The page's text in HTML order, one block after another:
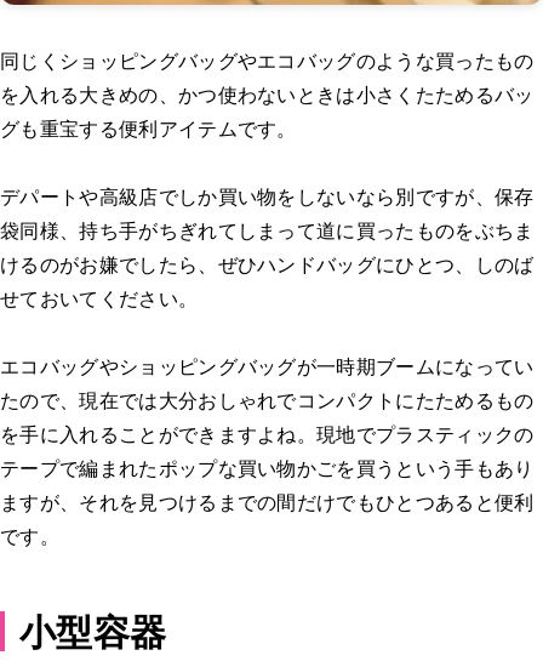
同じくショッピングバッグやエコバッグのような買ったもの
を入れる大きめの、かつ使わないときは小さくたためるバッ
グも重宝する便利アイテムです。
デパートや高級店でしか買い物をしないなら別ですが、保存
袋同様、持ち手がちぎれてしまって道に買ったものをぶちま
けるのがお嫌でしたら、ぜひハンドバッグにひとつ、しのば
せておいてください。
エコバッグやショッピングバッグが一時期ブームになってい
たので、現在では大分おしゃれでコンパクトにたためるもの
を手に入れることができますよね。現地でプラスティックの
テープで編まれたポップな買い物かごを買うという手もあり
ますが、それを見つけるまでの間だけでもひとつあると便利
です。
小型容器